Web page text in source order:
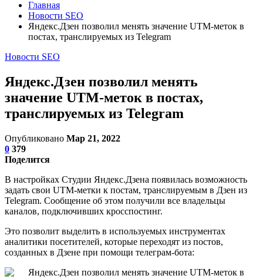
Главная
Новости SEO
Яндекс.Дзен позволил менять значение UTM-меток в
постах, транслируемых из Telegram
Новости SEO
Яндекс.Дзен позволил менять
значение UTM-меток в постах,
транслируемых из Telegram
Опубликовано Мар 21, 2022
0 379
Поделится
В настройках Студии Яндекс.Дзена появилась возможность
задать свои UTM-метки к постам, транслируемым в Дзен из
Telegram. Сообщение об этом получили все владельцы
каналов, подключивших кросспостинг.
Это позволит выделить в используемых инструментах
аналитики посетителей, которые переходят из постов,
созданных в Дзене при помощи телеграм-бота: